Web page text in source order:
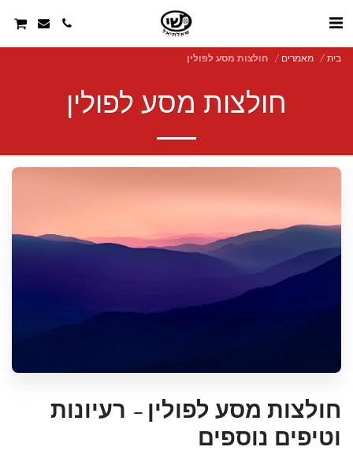
בית מאמרים חולצות מסע לפולין
חולצות מסע לפולין
חולצות מסע לפולין – רעיונות
וטיפים נוספים